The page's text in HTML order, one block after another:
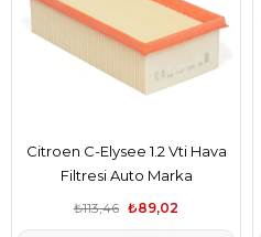
Citroen C-Elysee 1.2 Vti Hava
Filtresi Auto Marka
9674725580
₺89,02
₺113,46